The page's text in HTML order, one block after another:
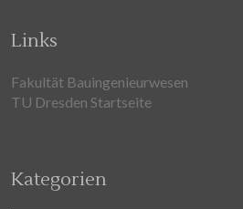
Links
Fakultät Bauingenieurwesen
TU Dresden Startseite
Kategorien